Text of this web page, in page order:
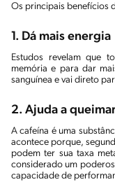
Os principais benefícios
1. Dá mais energia
Estudos revelam que
memória e para dar
sanguínea e vai direto
2. Ajuda a
A cafeína é uma
acontece porque,
podem ter sua taxa
considerado um
capacidade de